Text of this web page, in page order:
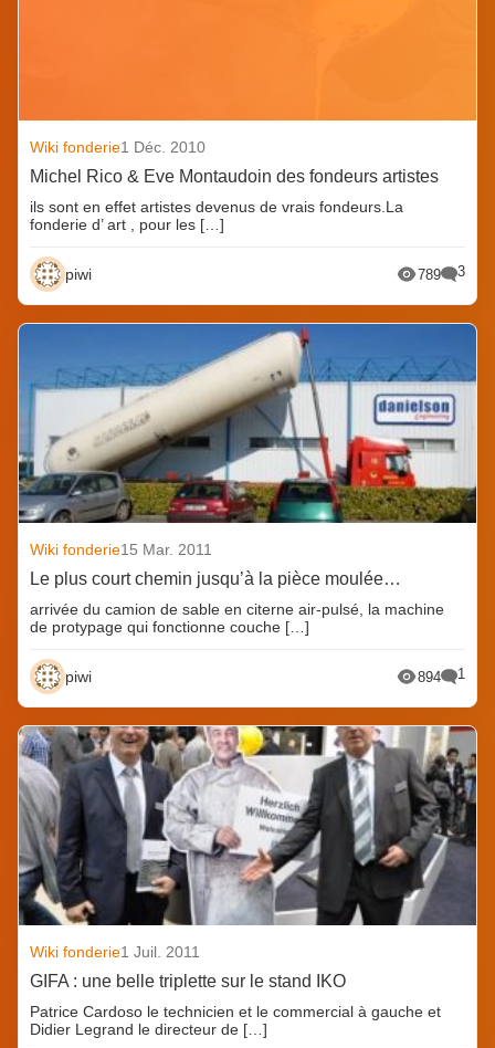
Wiki fonderie1 Déc. 2010
Michel Rico & Eve Montaudoin des fondeurs artistes
ils sont en effet artistes devenus de vrais fondeurs.La
fonderie d’ art , pour les […]
piwi 789 3
Wiki fonderie15 Mar. 2011
Le plus court chemin jusqu’à la pièce moulée…
arrivée du camion de sable en citerne air-pulsé, la machine
de protypage qui fonctionne couche […]
piwi 894 1
Wiki fonderie1 Juil. 2011
GIFA : une belle triplette sur le stand IKO
Patrice Cardoso le technicien et le commercial à gauche et
Didier Legrand le directeur de […]